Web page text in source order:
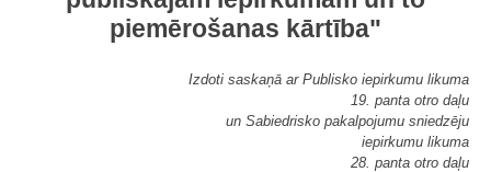
piemērošanas kārtība"
Izdoti saskaņā ar Publisko iepirkumu likuma
19. panta otro daļu
un Sabiedrisko pakalpojumu sniedzēju
iepirkumu likuma
28. panta otro daļu